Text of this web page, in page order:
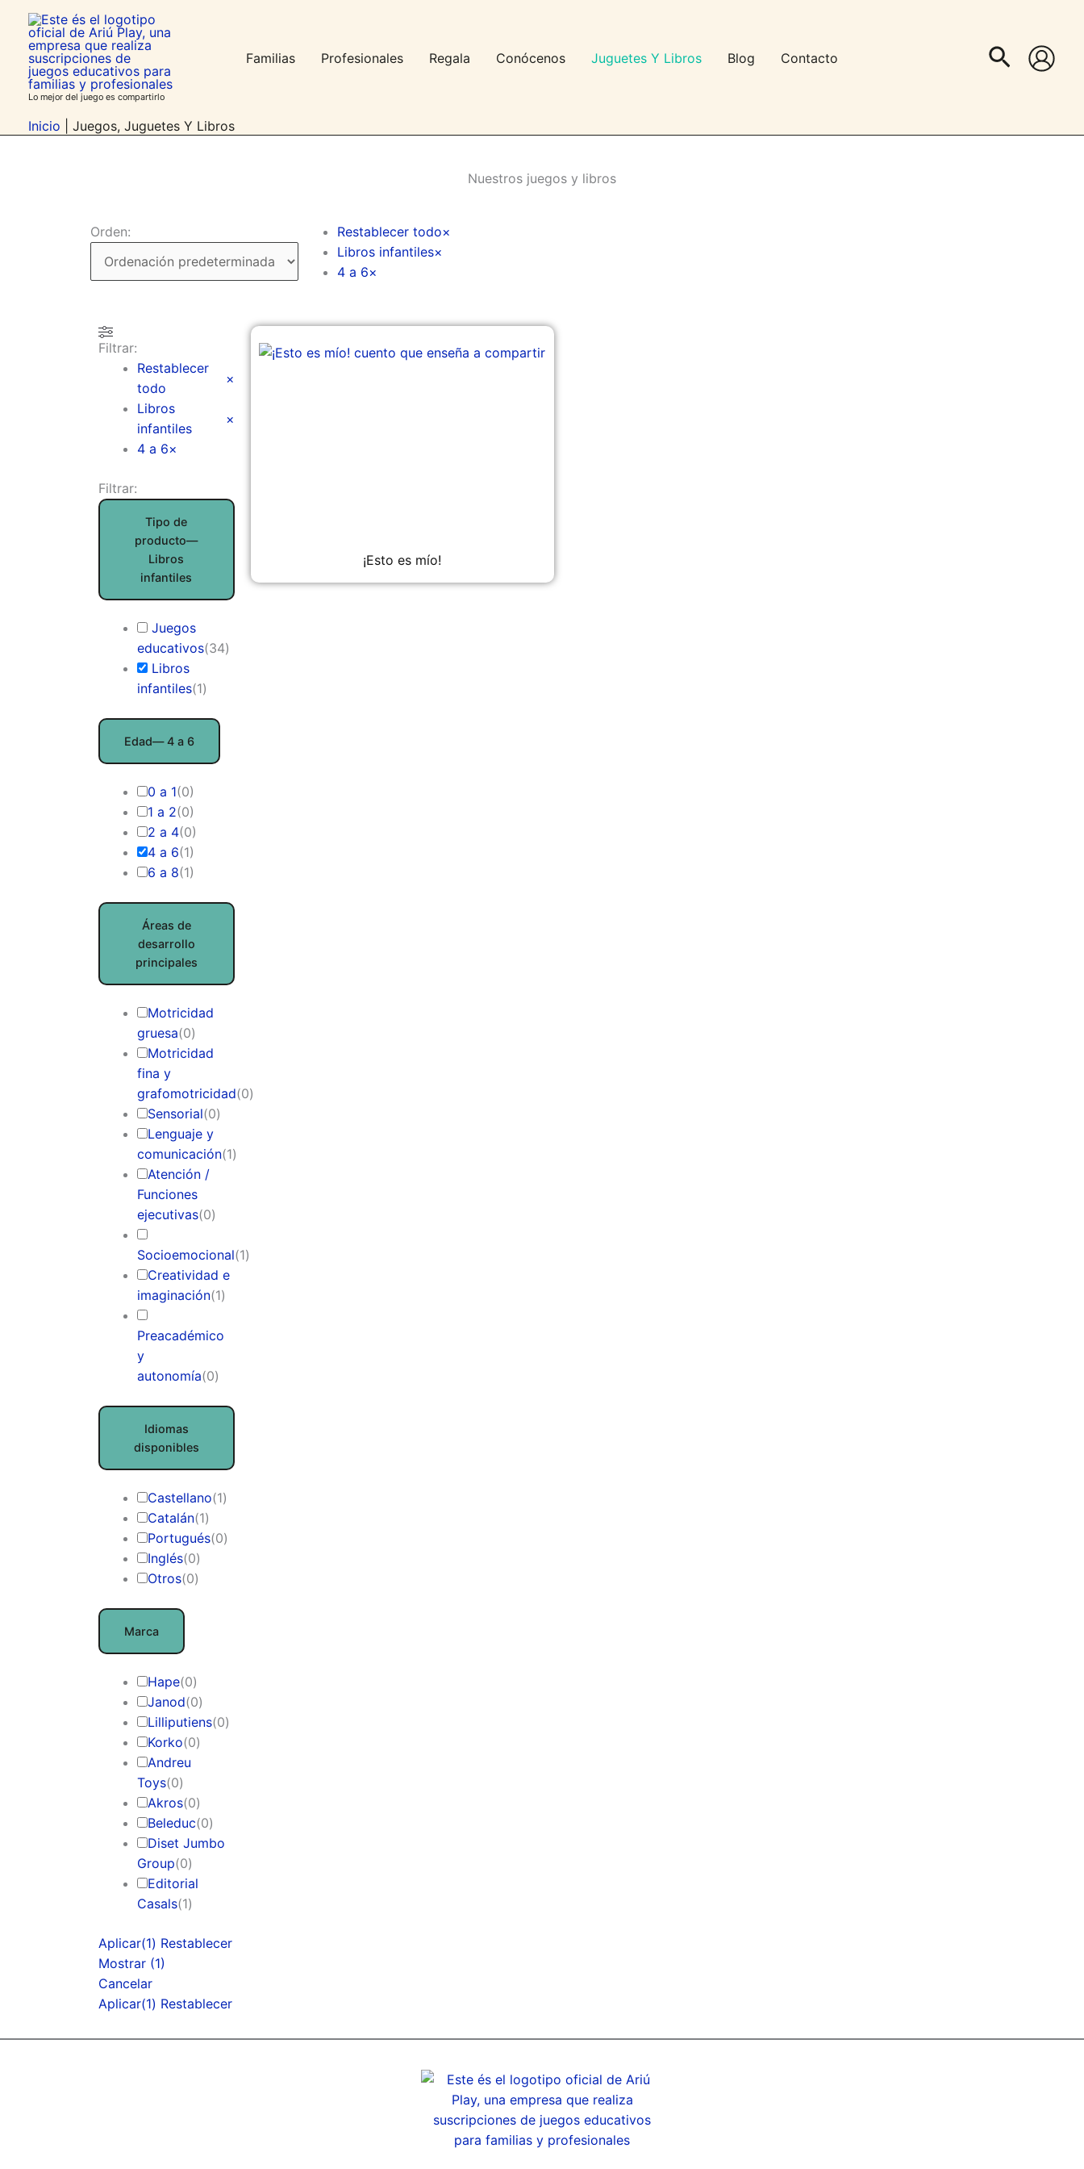
contenido
contenido
Lo mejor del juego es compartirlo
Familias Profesionales Regala Conócenos Juguetes Y Libros Blog Contacto Buscar
Inicio Juegos, Juguetes Y Libros
Nuestros juegos y libros
Orden: Restablecer todo×
Libros infantiles×
4 a 6×
Filtrar:
Restablecer
todo
×
Libros
infantiles
×
4 a 6×
Filtrar:
Tipo de
producto—
Libros
infantiles
Juegos
educativos(34)
Libros
infantiles(1)
Edad— 4 a 6
0 a 1(0)
1 a 2(0)
2 a 4(0)
4 a 6(1)
6 a 8(1)
Áreas de
desarrollo
principales
Motricidad
gruesa(0)
Motricidad
fina y
grafomotricidad(0)
Sensorial(0)
Lenguaje y
comunicación(1)
Atención /
Funciones
ejecutivas(0)
Socioemocional(1)
Creatividad e
imaginación(1)
Preacadémico
y
autonomía(0)
Idiomas
disponibles
Castellano(1)
Catalán(1)
Portugués(0)
Inglés(0)
Otros(0)
Marca
Hape(0)
Janod(0)
Lilliputiens(0)
Korko(0)
Andreu
Toys(0)
Akros(0)
Beleduc(0)
Diset Jumbo
Group(0)
Editorial
Casals(1)
Aplicar(1) Restablecer
Mostrar (1)
Cancelar
Aplicar(1) Restablecer
¡Esto es mío!